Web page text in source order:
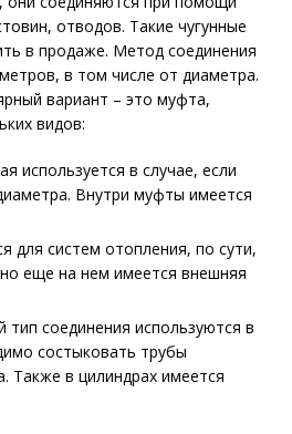
отводов. Такие чугунные
в продаже. Метод соединения
в том числе от диаметра.
вариант – это муфта,
видов:
используется в случае, если
Внутри муфты имеется
для систем отопления, по сути,
еще на нем имеется внешняя
тип соединения используются в
состыковать трубы
Также в цилиндрах имеется